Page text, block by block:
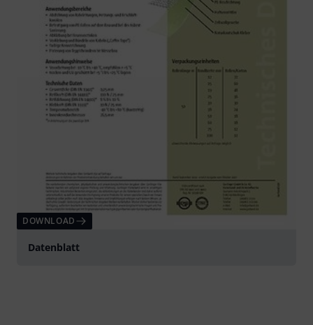
DOWNLOAD
Datenblatt